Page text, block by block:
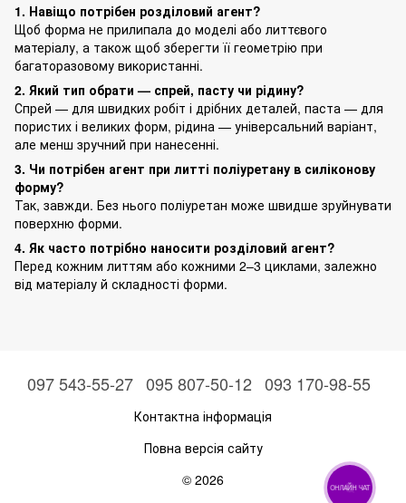
1. Навіщо потрібен розділовий агент?
Щоб форма не прилипала до моделі або литтєвого
матеріалу, а також щоб зберегти її геометрію при
багаторазовому використанні.
2. Який тип обрати — спрей, пасту чи рідину?
Спрей — для швидких робіт і дрібних деталей, паста — для
пористих і великих форм, рідина — універсальний варіант,
але менш зручний при нанесенні.
3. Чи потрібен агент при литті поліуретану в силіконову
форму?
Так, завжди. Без нього поліуретан може швидше зруйнувати
поверхню форми.
4. Як часто потрібно наносити розділовий агент?
Перед кожним литтям або кожними 2–3 циклами, залежно
від матеріалу й складності форми.
097 543-55-27 095 807-50-12 093 170-98-55
Контактна інформація
Повна версія сайту
© 2026
ОНЛАЙН ЧАТ